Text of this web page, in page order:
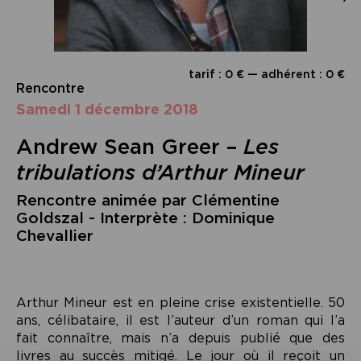
tarif : 0 € — adhérent : 0 €
Rencontre
samedi 1 décembre 2018
Andrew Sean Greer – Les
tribulations d’Arthur Mineur
Rencontre animée par Clémentine
Goldszal - Interprète : Dominique
Chevallier
Arthur Mineur est en pleine crise existentielle. 50
ans, célibataire, il est l’auteur d’un roman qui l’a
fait connaître, mais n’a depuis publié que des
livres au succès mitigé. Le jour où il reçoit un